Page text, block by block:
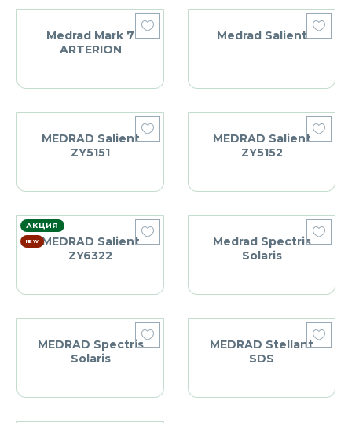
Medrad Mark 7
ARTERION
Medrad Salient
MEDRAD Salient
ZY5151
MEDRAD Salient
ZY5152
АКЦИЯ
NEW MEDRAD Salient
ZY6322
Medrad Spectris
Solaris
MEDRAD Spectris
Solaris
MEDRAD Stellant
SDS